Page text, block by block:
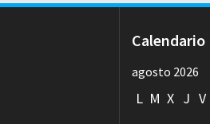
Calendario
agosto 2026
L M X J V